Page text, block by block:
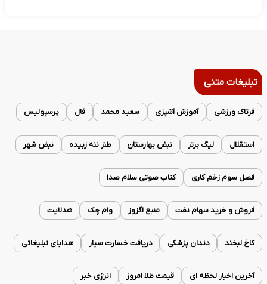
تبلیغات متنی
فرتاک ورزشی آموزش آشپزی سعید محمد فال پرسپولیس
استقلال لیگ برتر نبض بهارستان طنز ننه زبیده نبض شهر
فصل سوم زخم کاری کتاب صوتی سلام صدا
فروش و خرید سهام نفت منبع اگزوز وام چک هدلایت
کاخ لبخند دندان پزشکی دریافت خسارت سیار هدایای تبلیغاتی
آخرین اخبار لحظه ای قیمت طلا امروز انرژی خبر